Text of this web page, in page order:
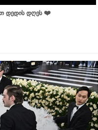
დედის დღეს ❤️